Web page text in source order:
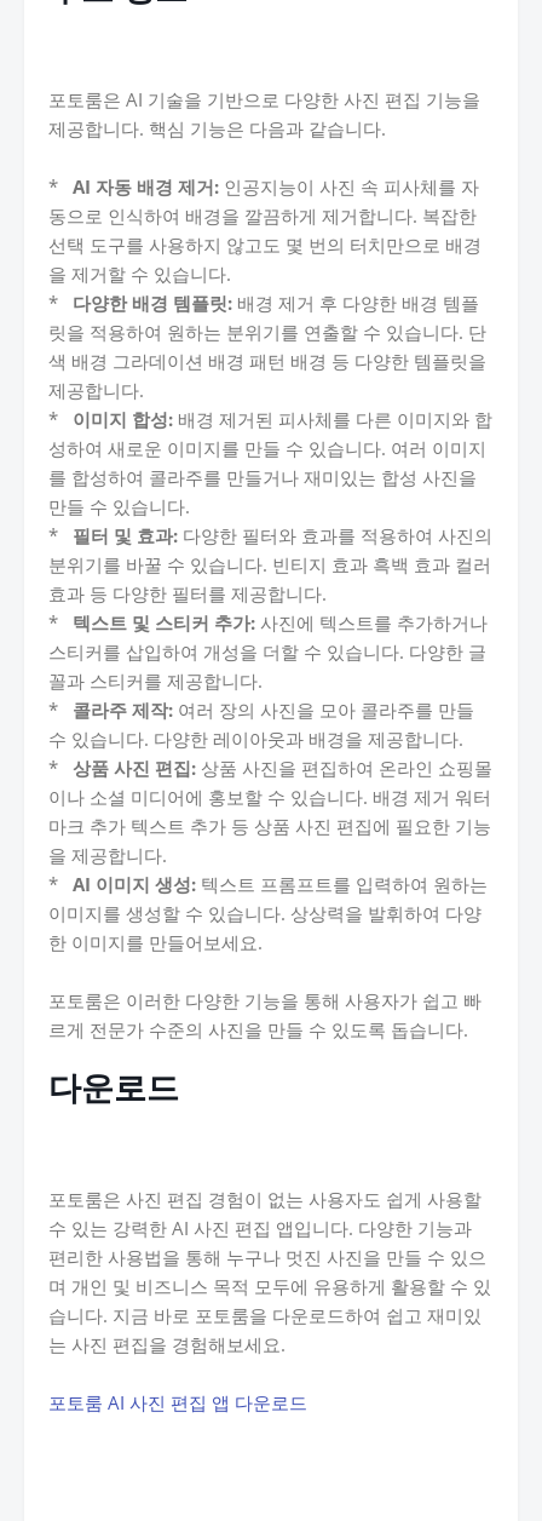
포토룸은 AI 기술을 기반으로 다양한 사진 편집 기능을
제공합니다. 핵심 기능은 다음과 같습니다.
* AI 자동 배경 제거: 인공지능이 사진 속 피사체를 자
동으로 인식하여 배경을 깔끔하게 제거합니다. 복잡한
선택 도구를 사용하지 않고도 몇 번의 터치만으로 배경
을 제거할 수 있습니다.
* 다양한 배경 템플릿: 배경 제거 후 다양한 배경 템플
릿을 적용하여 원하는 분위기를 연출할 수 있습니다. 단
색 배경 그라데이션 배경 패턴 배경 등 다양한 템플릿을
제공합니다.
* 이미지 합성: 배경 제거된 피사체를 다른 이미지와 합
성하여 새로운 이미지를 만들 수 있습니다. 여러 이미지
를 합성하여 콜라주를 만들거나 재미있는 합성 사진을
만들 수 있습니다.
* 필터 및 효과: 다양한 필터와 효과를 적용하여 사진의
분위기를 바꿀 수 있습니다. 빈티지 효과 흑백 효과 컬러
효과 등 다양한 필터를 제공합니다.
* 텍스트 및 스티커 추가: 사진에 텍스트를 추가하거나
스티커를 삽입하여 개성을 더할 수 있습니다. 다양한 글
꼴과 스티커를 제공합니다.
* 콜라주 제작: 여러 장의 사진을 모아 콜라주를 만들
수 있습니다. 다양한 레이아웃과 배경을 제공합니다.
* 상품 사진 편집: 상품 사진을 편집하여 온라인 쇼핑몰
이나 소셜 미디어에 홍보할 수 있습니다. 배경 제거 워터
마크 추가 텍스트 추가 등 상품 사진 편집에 필요한 기능
을 제공합니다.
* AI 이미지 생성: 텍스트 프롬프트를 입력하여 원하는
이미지를 생성할 수 있습니다. 상상력을 발휘하여 다양
한 이미지를 만들어보세요.
포토룸은 이러한 다양한 기능을 통해 사용자가 쉽고 빠
르게 전문가 수준의 사진을 만들 수 있도록 돕습니다.
다운로드
포토룸은 사진 편집 경험이 없는 사용자도 쉽게 사용할
수 있는 강력한 AI 사진 편집 앱입니다. 다양한 기능과
편리한 사용법을 통해 누구나 멋진 사진을 만들 수 있으
며 개인 및 비즈니스 목적 모두에 유용하게 활용할 수 있
습니다. 지금 바로 포토룸을 다운로드하여 쉽고 재미있
는 사진 편집을 경험해보세요.
포토룸 AI 사진 편집 앱 다운로드